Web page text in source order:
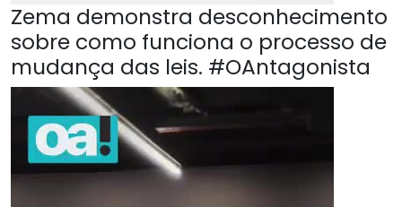
Zema demonstra desconhecimento
sobre como funciona o processo de
mudança das leis. #OAntagonista